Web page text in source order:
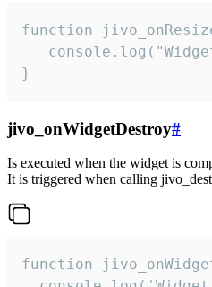
function
}
jivo_onWidgetDestroy#
Is executed when the widget is
It is triggered when calling
function